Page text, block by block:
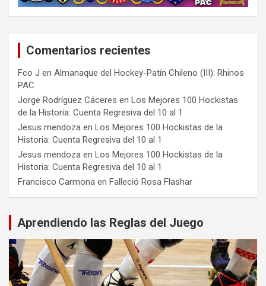
Comentarios recientes
Fco J en Almanaque del Hockey-Patín Chileno (III): Rhinos
PAC
Jorge Rodríguez Cáceres en Los Mejores 100 Hockistas
de la Historia: Cuenta Regresiva del 10 al 1
Jesus mendoza en Los Mejores 100 Hockistas de la
Historia: Cuenta Regresiva del 10 al 1
Jesus mendoza en Los Mejores 100 Hockistas de la
Historia: Cuenta Regresiva del 10 al 1
Francisco Carmona en Falleció Rosa Flashar
Aprendiendo las Reglas del Juego